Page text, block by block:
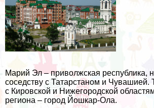
Марий Эл – приволжская республика,
соседству с Татарстаном и Чувашией.
с Кировской и Нижегородской
региона – город Йошкар-Ола.